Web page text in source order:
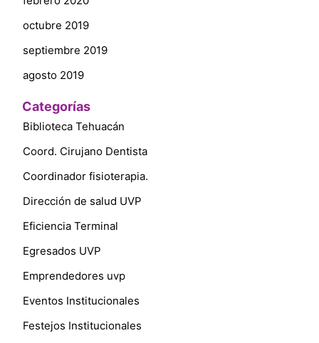
octubre 2019
septiembre 2019
agosto 2019
Categorías
Biblioteca Tehuacán
Coord. Cirujano Dentista
Coordinador fisioterapia.
Dirección de salud UVP
Eficiencia Terminal
Egresados UVP
Emprendedores uvp
Eventos Institucionales
Festejos Institucionales